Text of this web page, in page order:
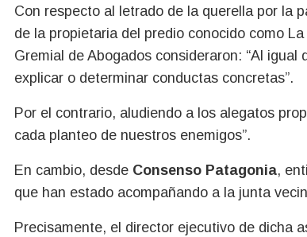
Con respecto al letrado de la querella por la
de la propietaria del predio conocido como
Gremial de Abogados consideraron: “Al
explicar o determinar conductas concretas”.
Por el contrario, aludiendo a los alegatos
cada planteo de nuestros enemigos”.
En cambio, desde Consenso Patagonia,
que han estado acompañando a la junta
Precisamente, el director ejecutivo de dicha